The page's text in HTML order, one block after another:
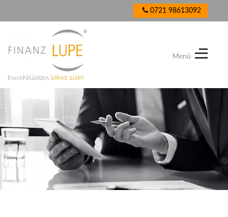
0721 98613092
Menü